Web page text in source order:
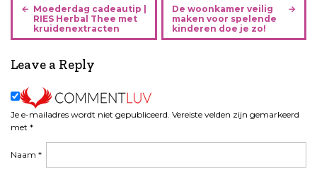
r
c
t
n
a
i
Moederdag cadeautip |
RIES Herbal Thee met
kruidenextracten
De woonkamer veilig
maken voor spelende
kinderen doe je zo!
Leave a Reply
Je e-mailadres wordt niet gepubliceerd. Vereiste velden zijn gemarkeerd
met *
Naam *